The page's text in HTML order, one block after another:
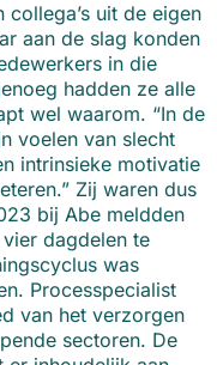
uit de eigen
aan de slag konden
in die
hadden ze alle
wel waarom. “In de
voelen van slecht
intrinsieke motivatie
Zij waren dus
bij Abe meldden
dagdelen te
was
Processpecialist
van het verzorgen
sectoren. De